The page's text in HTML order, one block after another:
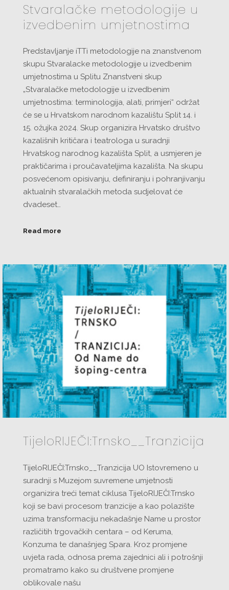
Stvaralačke metodologije u
izvedbenim umjetnostima
Predstavljanje iTTi metodologije na znanstvenom
skupu Stvaralacke metodologije u izvedbenim
umjetnostima u Splitu Znanstveni skup
„Stvaralačke metodologije u izvedbenim
umjetnostima: terminologija, alati, primjeri“ održat
će se u Hrvatskom narodnom kazalištu Split 14. i
15. ožujka 2024. Skup organizira Hrvatsko društvo
kazališnih kritičara i teatrologa u suradnji
Hrvatskog narodnog kazališta Split, a usmjeren je
praktičarima i proučavateljima kazališta. Na skupu
posvećenom opisivanju, definiranju i pohranjivanju
aktualnih stvaralačkih metoda sudjelovat će
dvadeset…
Read more
TijeloRIJEČI:Trnsko__Tranzicija
TijeloRIJEČI:Trnsko__Tranzicija UO Istovremeno u
suradnji s Muzejom suvremene umjetnosti
organizira treći temat ciklusa TijeloRIJEČI:Trnsko
koji se bavi procesom tranzicije a kao polazište
uzima transformaciju nekadašnje Name u prostor
različitih trgovačkih centara – od Keruma,
Konzuma te današnjeg Spara. Kroz promjene
uvjeta rada, odnosa prema zajednici ali i potrošnji
promatramo kako su društvene promjene
oblikovale našu